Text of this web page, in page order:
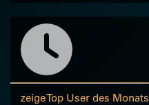
zeige Top User des Monats